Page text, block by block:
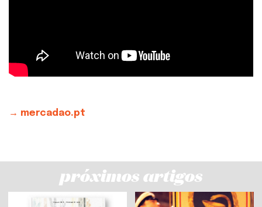
→ mercadao.pt
próximos artigos